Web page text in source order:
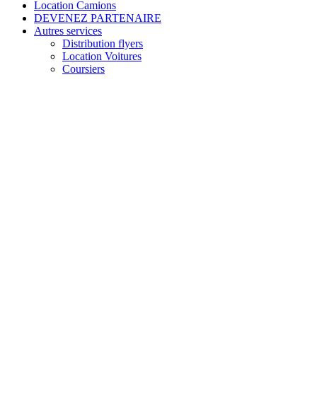
Location Camions
DEVENEZ PARTENAIRE
Autres services
Distribution flyers
Location Voitures
Coursiers